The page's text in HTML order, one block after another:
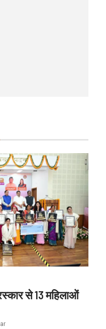
से 13 महिलाओं